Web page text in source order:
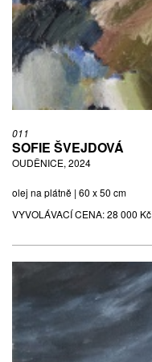
011
SOFIE ŠVEJDOVÁ
OUDĚNICE, 2024
olej na plátně | 60 x 50 cm
VYVOLÁVACÍ CENA:28 000 Kč